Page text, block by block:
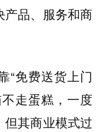
品、服务和商
“免费送货上门
走蛋糕，一度
其商业模式过